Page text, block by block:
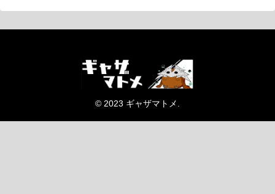
© 2023 ギャザマトメ.